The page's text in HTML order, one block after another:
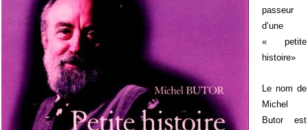
passeur
d’une
« petite
histoire»
Le nom de
Michel
Butor est